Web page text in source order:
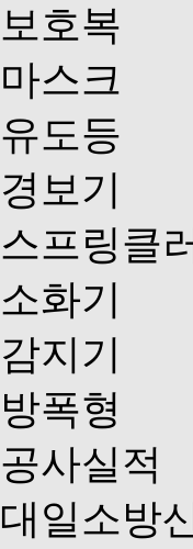
보호복
마스크
유도등
경보기
스프링클
소화기
감지기
방폭형
공사실적
대일소방